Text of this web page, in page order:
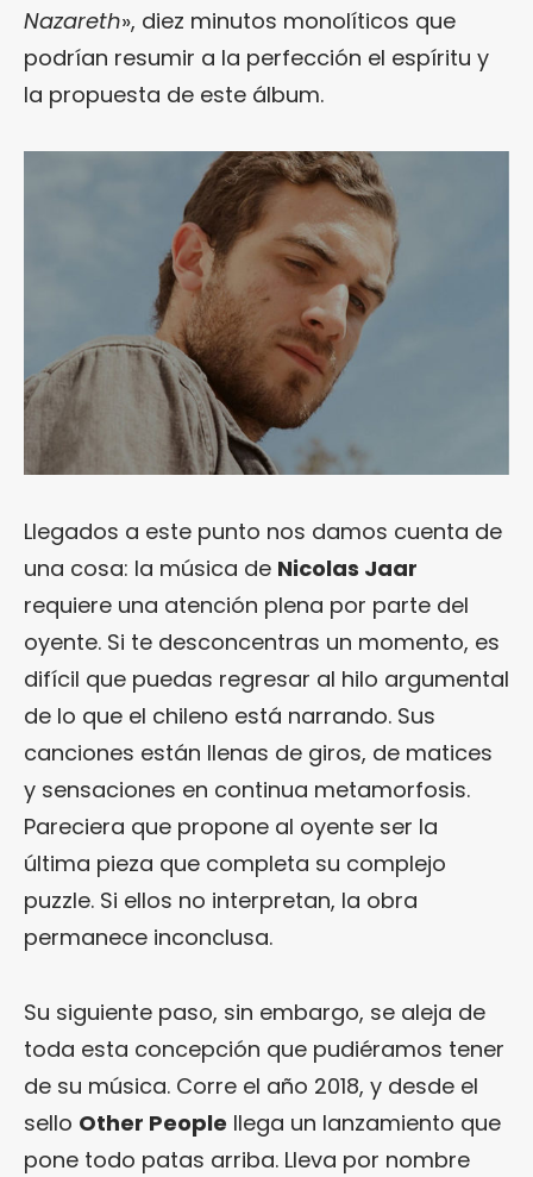
Nazareth», diez minutos monolíticos que
podrían resumir a la perfección el espíritu y
la propuesta de este álbum.
Llegados a este punto nos damos cuenta de
una cosa: la música de Nicolas Jaar
requiere una atención plena por parte del
oyente. Si te desconcentras un momento, es
difícil que puedas regresar al hilo argumental
de lo que el chileno está narrando. Sus
canciones están llenas de giros, de matices
y sensaciones en continua metamorfosis.
Pareciera que propone al oyente ser la
última pieza que completa su complejo
puzzle. Si ellos no interpretan, la obra
permanece inconclusa.
Su siguiente paso, sin embargo, se aleja de
toda esta concepción que pudiéramos tener
de su música. Corre el año 2018, y desde el
sello Other People llega un lanzamiento que
pone todo patas arriba. Lleva por nombre